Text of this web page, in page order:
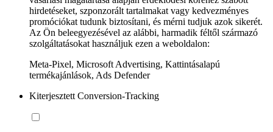
hirdetéseket, szponzorált tartalmakat vagy kedvezményes
promóciókat tudunk biztosítani, és mérni tudjuk azok sikerét.
Az Ön beleegyezésével az alábbi, harmadik féltől származó
szolgáltatásokat használjuk ezen a weboldalon:
Meta-Pixel, Microsoft Advertising, Kattintásalapú
termékajánlások, Ads Defender
Kiterjesztett Conversion-Tracking